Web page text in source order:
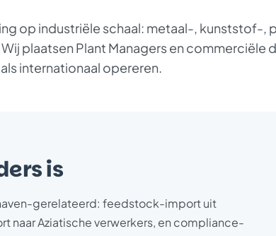
op industriële schaal: metaal-, kunststof-,
plaatsen Plant Managers en commerciële
internationaal opereren.
is
gerelateerd: feedstock-import uit
naar Aziatische verwerkers, en compliance-